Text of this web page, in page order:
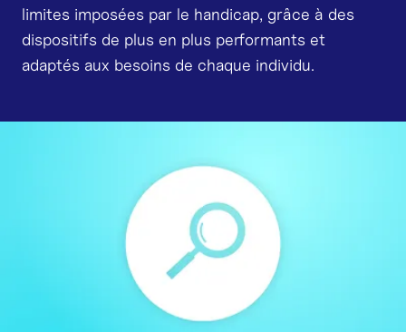
limites imposées par le handicap, grâce à des
dispositifs de plus en plus performants et
adaptés aux besoins de chaque individu.